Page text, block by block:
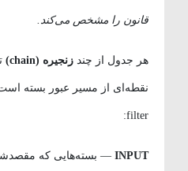
قانون را مشخص می‌کند.
هر جدول از چند زنجیره (chain)
نقطه‌ای از مسیر عبور بسته
filter:
INPUT — بسته‌هایی که